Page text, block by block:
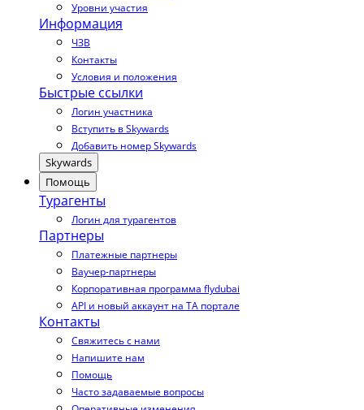
Уровни участия
Информация
ЧЗВ
Контакты
Условия и положения
Быстрые ссылки
Логин участника
Вступить в Skywards
Добавить номер Skywards
Skywards
Помощь
Турагенты
Логин для турагентов
Партнеры
Платежные партнеры
Ваучер-партнеры
Корпоративная программа flydubai
API и новый аккаунт на TA портале
Контакты
Свяжитесь с нами
Напишите нам
Помощь
Часто задаваемые вопросы